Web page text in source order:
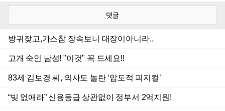
댓글